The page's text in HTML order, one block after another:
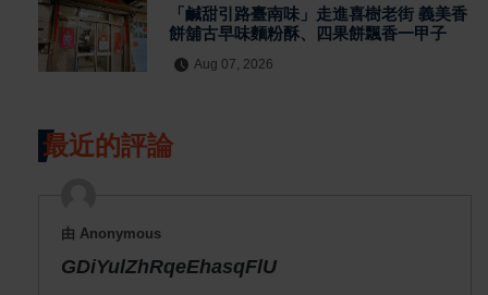
「鹹甜引路臺南味」走進喜樹老街 義美香
餅舖古早味麵粉酥、四果餅飄香一甲子
Aug 07, 2026
最近的評論
由 Anonymous
GDiYulZhRqeEhasqFlU